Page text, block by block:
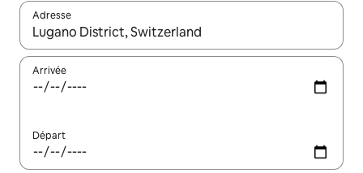
Adresse
Lorsque les résultats s'affichent, utilisez les flèches vers le
Arrivée
Départ